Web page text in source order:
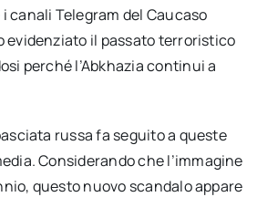
canali Telegram del Caucaso
il passato terroristico
perché l’Abkhazia continui a
russa fa seguito a queste
Considerando che l’immagine
questo nuovo scandalo appare